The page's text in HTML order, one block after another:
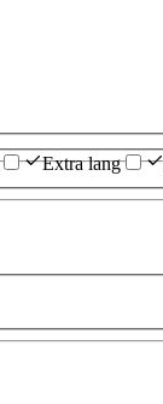
Extra lang